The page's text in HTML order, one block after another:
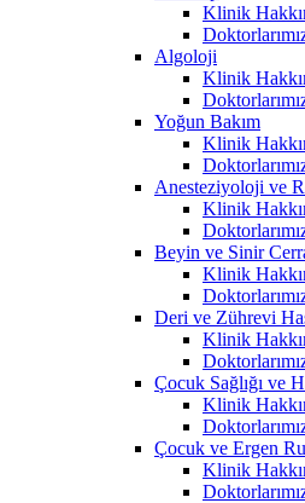
Klinik
Algoloji
Klinik
Yoğun Bakım
Klinik
Anesteziyoloji ve
Klinik
Beyin ve Sinir
Klinik
Deri ve Zührevi
Klinik
Çocuk Sağlığı ve
Klinik
Çocuk ve Ergen
Klinik